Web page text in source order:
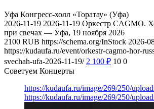
Уфа Конгресс-холл «Торатау» (Уфа)
2026-11-19 2026-11-19 Оркестр CAGMO.
при свечах — Уфа, 19 ноября 2026
2100 RUB https://schema.org/InStock 2026-
https://kudaufa.ru/event/orkestr-cagmo-hor-
svechah-ufa-2026-11-19/ 2 100 ₽ 10 0
Советуем Концерты
https://kudaufa.ru/image/269/250/
https://kudaufa.ru/image/269/250/